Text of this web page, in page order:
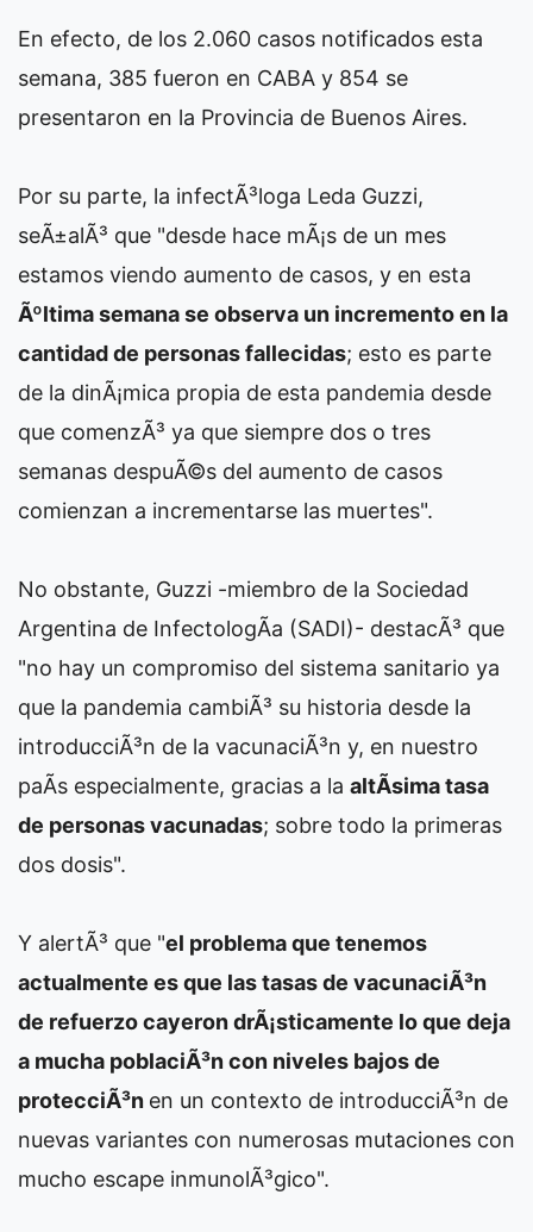
En efecto, de los 2.060 casos notificados esta
semana, 385 fueron en CABA y 854 se
presentaron en la Provincia de Buenos Aires.
Por su parte, la infectÃ³loga Leda Guzzi,
seÃ±alÃ³ que "desde hace mÃ¡s de un mes
estamos viendo aumento de casos, y en esta
Ãºltima semana se observa un incremento en la
cantidad de personas fallecidas; esto es parte
de la dinÃ¡mica propia de esta pandemia desde
que comenzÃ³ ya que siempre dos o tres
semanas despuÃ©s del aumento de casos
comienzan a incrementarse las muertes".
No obstante, Guzzi -miembro de la Sociedad
Argentina de InfectologÃ­a (SADI)- destacÃ³ que
"no hay un compromiso del sistema sanitario ya
que la pandemia cambiÃ³ su historia desde la
introducciÃ³n de la vacunaciÃ³n y, en nuestro
paÃ­s especialmente, gracias a la altÃ­sima tasa
de personas vacunadas; sobre todo la primeras
dos dosis".
Y alertÃ³ que "el problema que tenemos
actualmente es que las tasas de vacunaciÃ³n
de refuerzo cayeron drÃ¡sticamente lo que deja
a mucha poblaciÃ³n con niveles bajos de
protecciÃ³n en un contexto de introducciÃ³n de
nuevas variantes con numerosas mutaciones con
mucho escape inmunolÃ³gico".